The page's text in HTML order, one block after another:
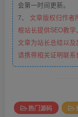
会第一时间更新。
7、 文章版权归作者
根站长提供SEO教
文章为站长总结以
请携带相关证明联系
热门源码